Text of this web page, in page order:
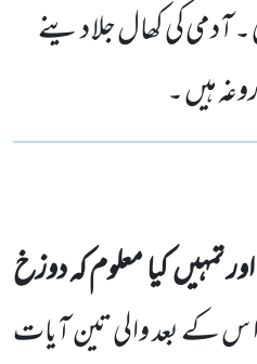
کی کھال جلا دینے
ہیں ۔
تمہیںکیا معلوم کہ دوزخ
س کے بعد والی تین آیات